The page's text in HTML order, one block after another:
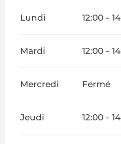
Lundi 12:00 -
Mardi 12:00 -
Mercredi Fermé
Jeudi 12:00 -